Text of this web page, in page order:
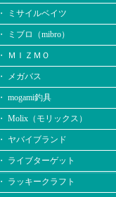
・ ミサイルベイツ
・ ミブロ（mibro）
・ ＭＩＺＭＯ
・ メガバス
・ mogami釣具
・ Molix（モリックス）
・ ヤバイブランド
・ ライブターゲット
・ ラッキークラフト